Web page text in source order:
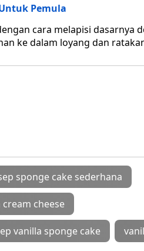
Pemula
cara melapisi dasarnya
ke dalam loyang dan
sponge cake sederhana
cheese
vanilla sponge cake